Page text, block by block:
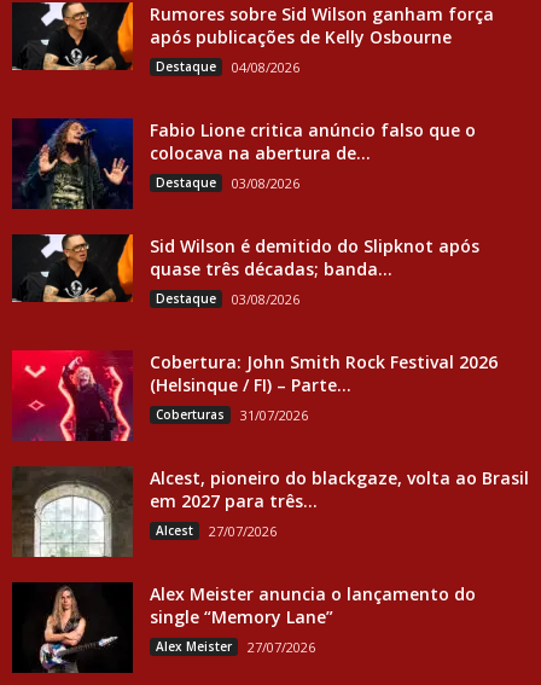
Rumores sobre Sid Wilson ganham força
após publicações de Kelly Osbourne
Destaque 04/08/2026
Fabio Lione critica anúncio falso que o
colocava na abertura de...
Destaque 03/08/2026
Sid Wilson é demitido do Slipknot após
quase três décadas; banda...
Destaque 03/08/2026
Cobertura: John Smith Rock Festival 2026
(Helsinque / FI) – Parte...
Coberturas 31/07/2026
Alcest, pioneiro do blackgaze, volta ao Brasil
em 2027 para três...
Alcest 27/07/2026
Alex Meister anuncia o lançamento do
single “Memory Lane”
Alex Meister 27/07/2026